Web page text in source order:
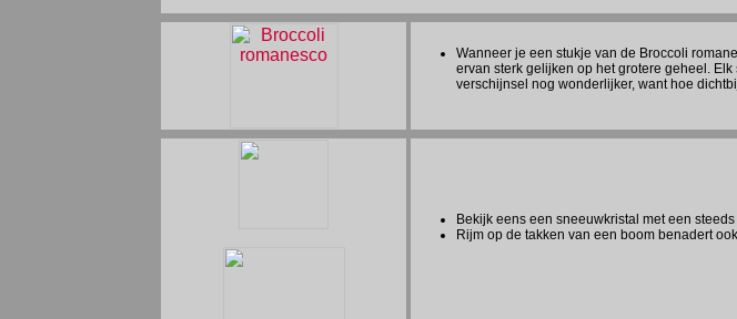
Wanneer je een stukje van de Broccoli
ervan sterk gelijken op het grotere geheel.
verschijnsel nog wonderlijker, want hoe
Bekijk eens een sneeuwkristal met een steeds
Rijm op de takken van een boom benadert